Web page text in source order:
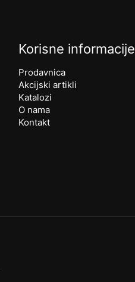
Korisne informacije
Prodavnica
Akcijski artikli
Katalozi
O nama
Kontakt